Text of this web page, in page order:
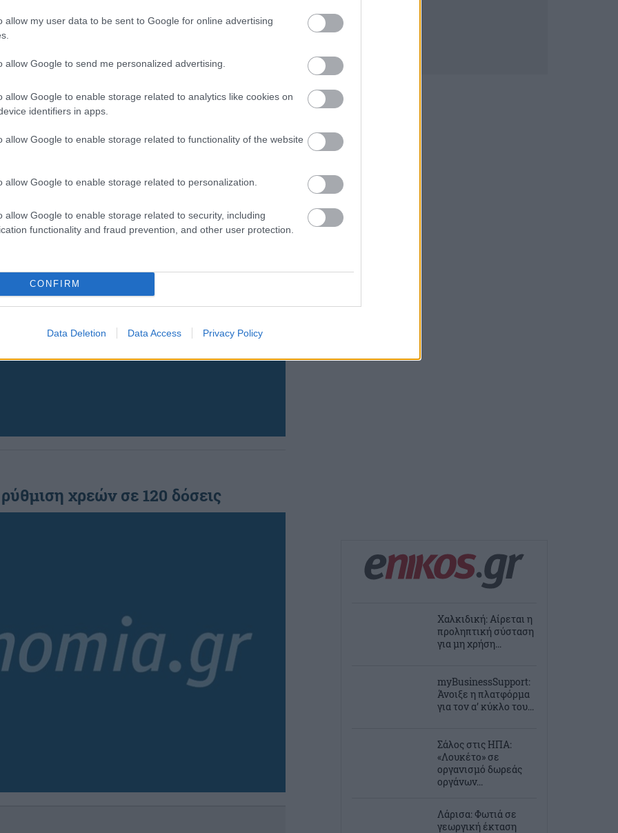
allow my user data to be sent to Google for online advertising
allow Google to send me personalized advertising.
allow Google to enable storage related to analytics like cookies on
identifiers in apps.
allow Google to enable storage related to functionality of the website
allow Google to enable storage related to personalization.
allow Google to enable storage related to security, including
functionality and fraud prevention, and other user protection.
CONFIRM
Data Deletion Data Access Privacy Policy
υπηκοότητας βρέθηκαν τρία τεμάχια
η ρύθμιση των 120 δόσεων για
χρεών σε 120 δόσεις
Χαλκιδική: Αίρεται η
προληπτική σύσταση
για μη χρήση...
myBusinessSupport:
Άνοιξε η πλατφόρμα
για τον α’ κύκλο του...
Σάλος στις ΗΠΑ:
«Λουκέτο» σε
οργανισμό δωρεάς
οργάνων...
Λάρισα: Φωτιά σε
γεωργική έκταση